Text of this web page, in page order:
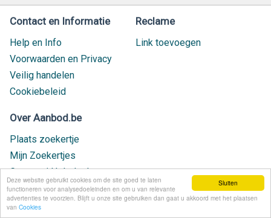
Sluiten
Deze website gebruikt cookies om de site goed te laten
functioneren voor analysedoeleinden en om u van relevante
advertenties te voorzien. Blijft u onze site gebruiken dan gaat u akkoord met het plaatsen
van Cookies
Contact en Informatie
Help en Info
Voorwaarden en Privacy
Veilig handelen
Cookiebeleid
Reclame
Link toevoegen
Over Aanbod.be
Plaats zoekertje
Mijn Zoekertjes
Contact / Helpdesk
Nieuw geplaatst